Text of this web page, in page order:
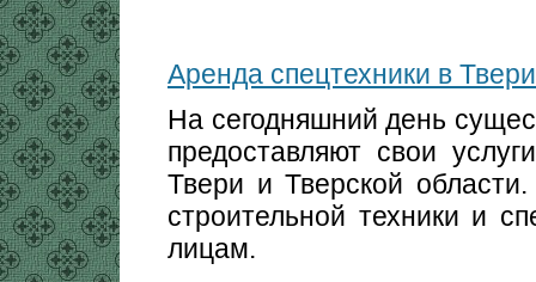
Аренда спецтехники в Твери
На сегодняшний день
предоставляют свои
Твери и Тверской
строительной техники и
лицам.